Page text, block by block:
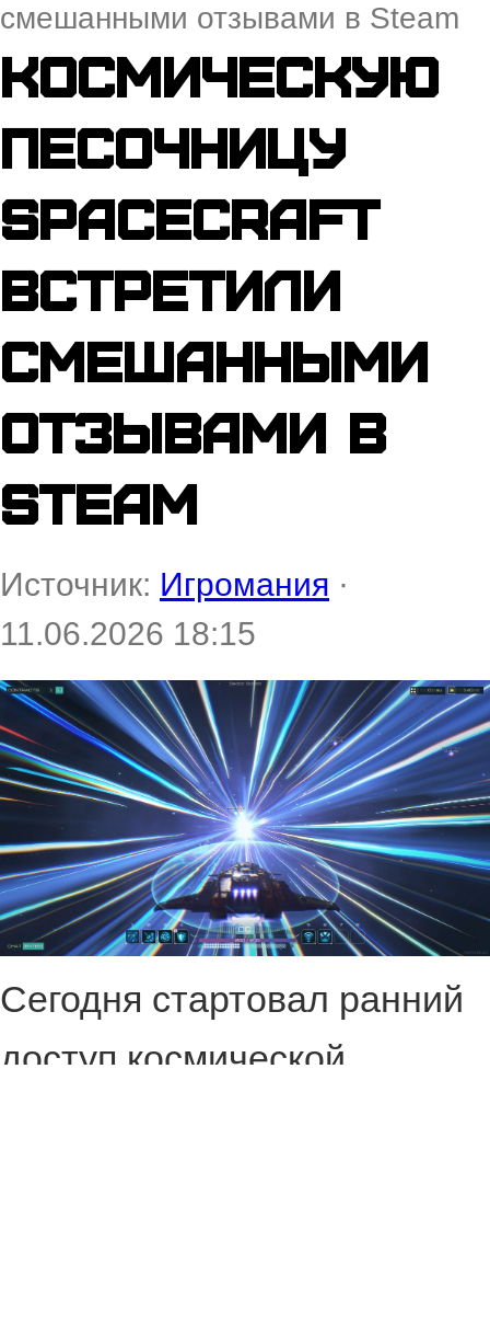
смешанными отзывами в Steam
Космическую
песочницу
SpaceCraft
встретили
смешанными
отзывами в
Steam
Источник: Игромания ·
11.06.2026 18:15
Сегодня стартовал ранний
доступ космической